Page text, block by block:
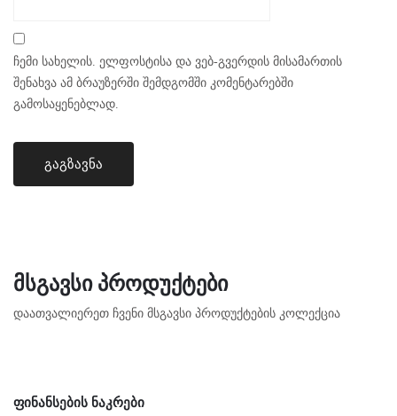
ჩემი სახელის. ელფოსტისა და ვებ-გვერდის მისამართის
შენახვა ამ ბრაუზერში შემდგომში კომენტარებში
გამოსაყენებლად.
ᲛᲡᲒᲐᲕᲡᲘ ᲞᲠᲝᲓᲣᲥᲢᲔᲑᲘ
დაათვალიერეთ ჩვენი მსგავსი პროდუქტების კოლექცია
ᲤᲘᲜᲐᲜᲡᲔᲑᲘᲡ ᲜᲐᲙᲠᲔᲑᲘ